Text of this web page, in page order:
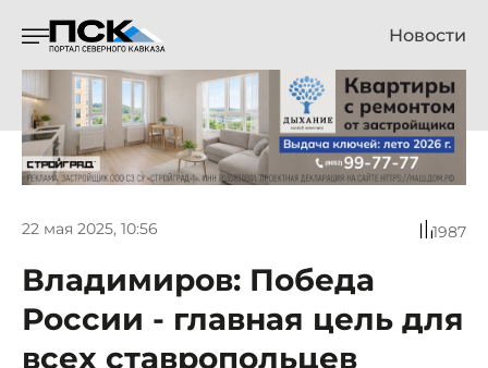
Новости
22 мая 2025, 10:56 1987
Владимиров: Победа
России - главная цель для
всех ставропольцев